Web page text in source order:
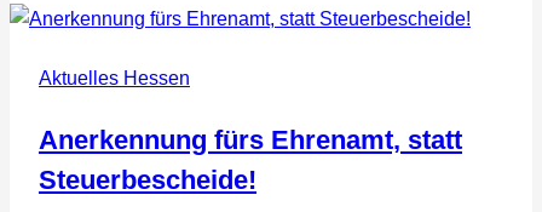
Landesvorstand
Matthias
bei
Wiesbadener
OB-
Aktuelles Hessen
Anerkennung fürs Ehrenamt, statt
Steuerbescheide!